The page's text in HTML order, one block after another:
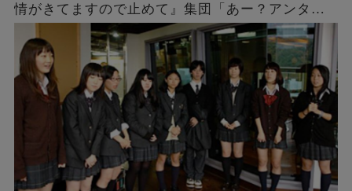
情がきてますので止めて』集団「あー？アンタ何
様？」「アンタの写真撮ったし、帰り道何かあっ
ても知らないよ～ｗ」→結果…